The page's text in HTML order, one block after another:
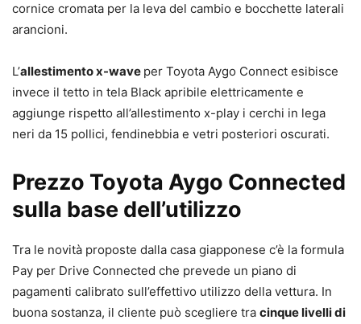
cornice cromata per la leva del cambio e bocchette laterali
arancioni.
L’allestimento x-wave per Toyota Aygo Connect esibisce
invece il tetto in tela Black apribile elettricamente e
aggiunge rispetto all’allestimento x-play i cerchi in lega
neri da 15 pollici, fendinebbia e vetri posteriori oscurati.
Prezzo Toyota Aygo Connected
sulla base dell’utilizzo
Tra le novità proposte dalla casa giapponese c’è la formula
Pay per Drive Connected che prevede un piano di
pagamenti calibrato sull’effettivo utilizzo della vettura. In
buona sostanza, il cliente può scegliere tra cinque livelli di